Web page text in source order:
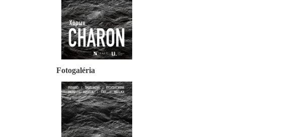
Fotogaléria